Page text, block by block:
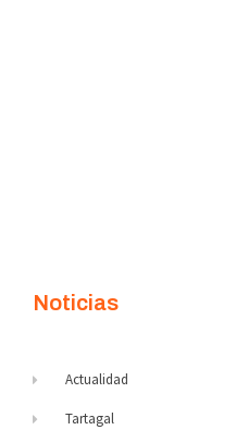
Noticias
Actualidad
Tartagal